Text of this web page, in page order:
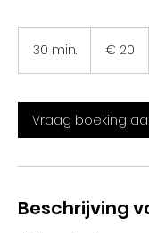
30 min.
i
n
.
€ 20
Vraag boeking
Beschrijving